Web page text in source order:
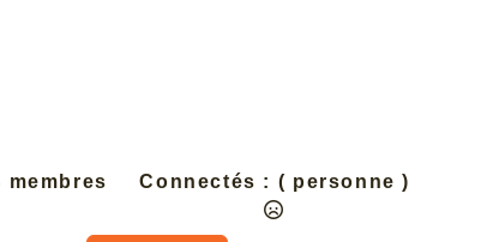
membres Connectés : ( personne )